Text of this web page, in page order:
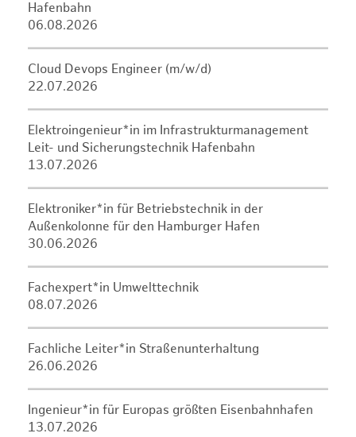
Hafenbahn
06.08.2026
Cloud Devops Engineer (m/w/d)
22.07.2026
Elektroingenieur*in im Infrastrukturmanagement
Leit- und Sicherungstechnik Hafenbahn
13.07.2026
Elektroniker*in für Betriebstechnik in der
Außenkolonne für den Hamburger Hafen
30.06.2026
Fachexpert*in Umwelttechnik
08.07.2026
Fachliche Leiter*in Straßenunterhaltung
26.06.2026
Ingenieur*in für Europas größten Eisenbahnhafen
13.07.2026